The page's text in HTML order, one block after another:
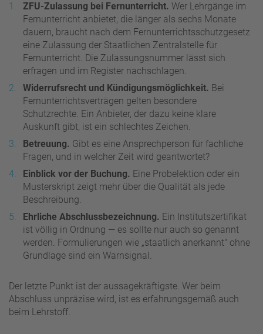
ZFU-Zulassung bei Fernunterricht. Wer Lehrgänge im
Fernunterricht anbietet, die länger als sechs Monate
dauern, braucht nach dem Fernunterrichtsschutzgesetz
eine Zulassung der Staatlichen Zentralstelle für
Fernunterricht. Die Zulassungsnummer lässt sich
erfragen und im Register nachschlagen.
Widerrufsrecht und Kündigungsmöglichkeit. Bei
Fernunterrichtsverträgen gelten besondere
Schutzrechte. Ein Anbieter, der dazu keine klare
Auskunft gibt, ist ein schlechtes Zeichen.
Betreuung. Gibt es eine Ansprechperson für fachliche
Fragen, und in welcher Zeit wird geantwortet?
Einblick vor der Buchung. Eine Probelektion oder ein
Musterskript zeigt mehr über die Qualität als jede
Beschreibung.
Ehrliche Abschlussbezeichnung. Ein Institutszertifikat
ist völlig in Ordnung — es sollte nur auch so genannt
werden. Formulierungen wie „staatlich anerkannt" ohne
Grundlage sind ein Warnsignal.
Der letzte Punkt ist der aussagekräftigste. Wer beim
Abschluss unpräzise wird, ist es erfahrungsgemäß auch
beim Lehrstoff.